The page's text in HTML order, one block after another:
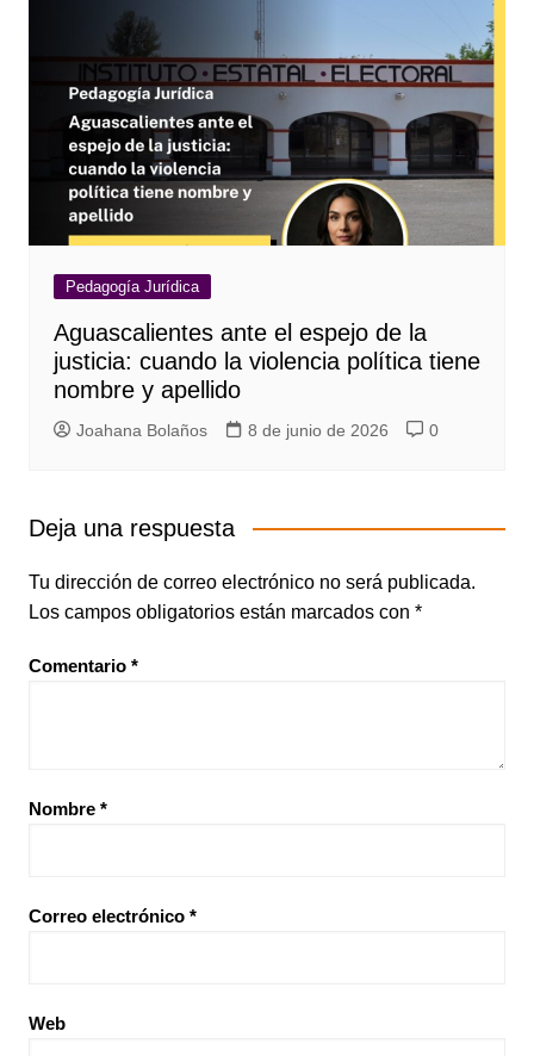
Pedagogía Jurídica
Aguascalientes ante el espejo de la
justicia: cuando la violencia política tiene
nombre y apellido
Joahana Bolaños 8 de junio de 2026 0
Deja una respuesta
Tu dirección de correo electrónico no será publicada.
Los campos obligatorios están marcados con *
Comentario *
Nombre *
Correo electrónico *
Web